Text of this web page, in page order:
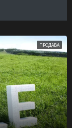
ПРОДАВА